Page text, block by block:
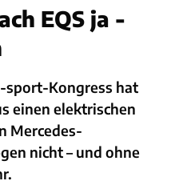
EQS ja -
Kongress hat
einen elektrischen
Mercedes-
nicht – und ohne